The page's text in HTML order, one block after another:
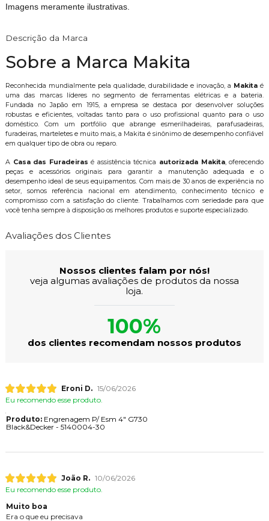
Imagens meramente ilustrativas.
Descrição da Marca
Sobre a Marca Makita
Reconhecida mundialmente pela qualidade, durabilidade e inovação, a Makita é
uma das marcas líderes no segmento de ferramentas elétricas e a bateria.
Fundada no Japão em 1915, a empresa se destaca por desenvolver soluções
robustas e eficientes, voltadas tanto para o uso profissional quanto para o uso
doméstico. Com um portfólio que abrange esmerilhadeiras, parafusadeiras,
furadeiras, marteletes e muito mais, a Makita é sinônimo de desempenho confiável
em qualquer tipo de obra ou reparo.
A Casa das Furadeiras é assistência técnica autorizada Makita, oferecendo
peças e acessórios originais para garantir a manutenção adequada e o
desempenho ideal de seus equipamentos. Com mais de 30 anos de experiência no
setor, somos referência nacional em atendimento, conhecimento técnico e
compromisso com a satisfação do cliente. Trabalhamos com seriedade para que
você tenha sempre à disposição os melhores produtos e suporte especializado.
Avaliações dos Clientes
Nossos clientes falam por nós!
veja algumas avaliações de produtos da nossa
loja.
100%
dos clientes recomendam nossos produtos
Eroni D. 15/06/2026
Eu recomendo esse produto.
Produto:Engrenagem P/ Esm 4" G730
Black&Decker - 5140004-30
João R. 10/06/2026
Eu recomendo esse produto.
Muito boa
Era o que eu precisava